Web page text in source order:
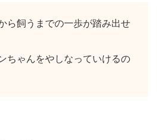
ら飼うまでの一歩が踏み出せ
ちゃんをやしなっていけるの